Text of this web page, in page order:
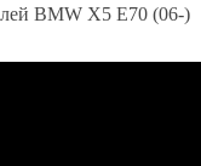
BMW X5 E70 (06-)